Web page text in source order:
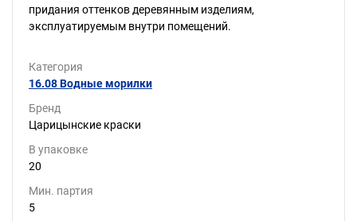
придания оттенков деревянным изделиям,
эксплуатируемым внутри помещений.
Категория
16.08 Водные морилки
Бренд
Царицынские краски
В упаковке
20
Мин. партия
5